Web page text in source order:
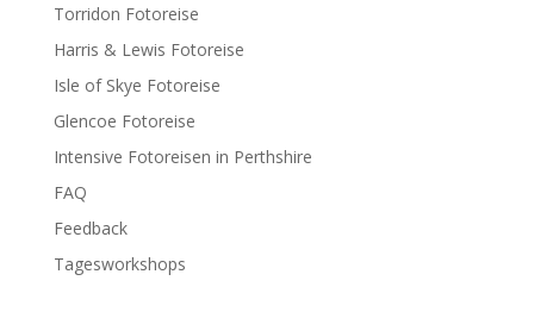
Torridon Fotoreise
Harris & Lewis Fotoreise
Isle of Skye Fotoreise
Glencoe Fotoreise
Intensive Fotoreisen in Perthshire
FAQ
Feedback
Tagesworkshops